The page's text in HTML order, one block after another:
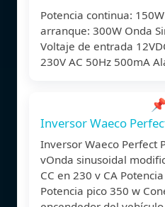
Potencia continua:
arranque: 300W Onda
Voltaje de entrada
230V AC 50Hz 500mA
📌
Inversor Waeco
Inversor Waeco Perfect
vOnda sinusoidal
CC en 230 v CA
Potencia pico 350 w